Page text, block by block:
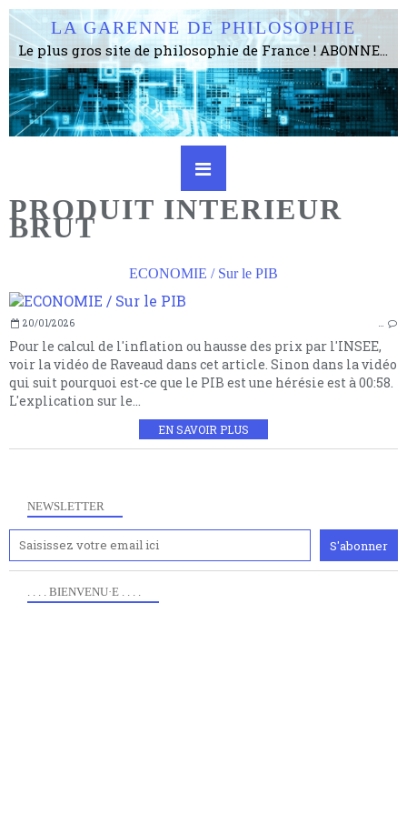
LA GARENNE DE PHILOSOPHIE
Le plus gros site de philosophie de France ! ABONNEZ-VOUS ! 4115 Articles, 1634 abonné·e·s, depuis 2006 . . . . . . . . 2 852 214 pages vues jusqu'à présent. Prestance et être apte à un plus grand nombre de choses.
PRODUIT INTERIEUR
BRUT
ECONOMIE / Sur le PIB
20/01/2026 …
Pour le calcul de l'inflation ou hausse des prix par l'INSEE,
voir la vidéo de Raveaud dans cet article. Sinon dans la vidéo
qui suit pourquoi est-ce que le PIB est une hérésie est à 00:58.
L'explication sur le...
EN SAVOIR PLUS
NEWSLETTER
. . . . BIENVENU·E . . . .